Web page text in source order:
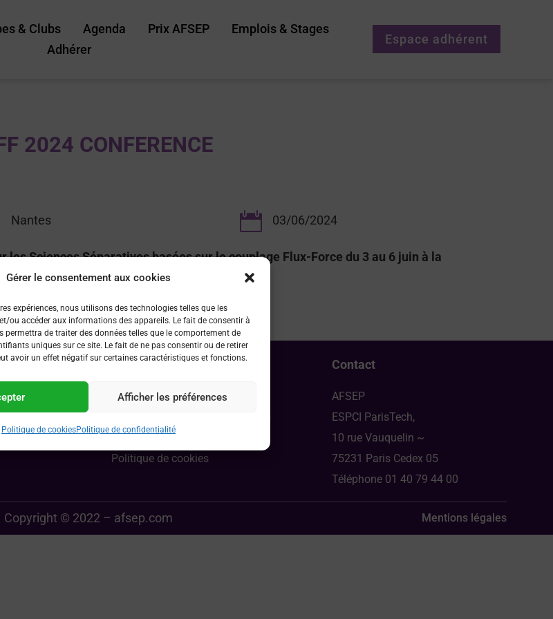
Gérer le consentement aux cookies
expériences, nous utilisons des technologies telles que les
ou accéder aux informations des appareils. Le fait de consentir à
permettra de traiter des données telles que le comportement de
uniques sur ce site. Le fait de ne pas consentir ou de retirer
avoir un effet négatif sur certaines caractéristiques et fonctions.
Afficher les préférences
Politique de cookiesPolitique de confidentialité
& Clubs Agenda Prix AFSEP
Emplois & Stages
Adhérer
Espace adhérent
2024 CONFERENCE
Nantes  03/06/2024
les Sciences Séparatives basées sur le couplage Flux-Force du 3 au 6 juin à la
?
événement
Liens utiles
Les partenaires de l’AFSEP
Demande de subvention congrès
Politique confidentialité
Politique de cookies
Contact
AFSEP
ESPCI ParisTech,
10 rue Vauquelin ~
75231 Paris Cedex 05
Téléphone 01 40 79 44 00
Copyright © 2022 – afsep.com Mentions légales